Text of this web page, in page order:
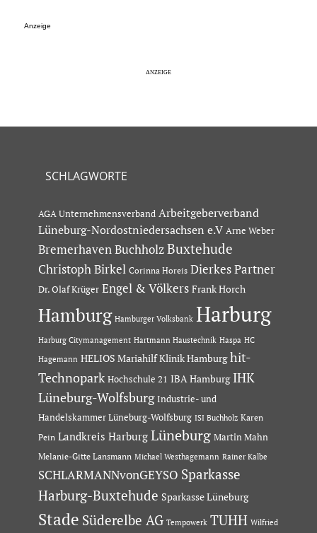
Anzeige
SCHLAGWORTE
AGA Unternehmensverband Arbeitgeberverband
Lüneburg-Nordostniedersachsen e.V Arne Weber
Bremerhaven Buchholz Buxtehude
Christoph Birkel Corinna Horeis Dierkes Partner
Dr. Olaf Krüger Engel & Völkers Frank Horch
Hamburg Hamburger Volksbank Harburg
Harburg Citymanagement Hartmann Haustechnik Haspa HC
Hagemann HELIOS Mariahilf Klinik Hamburg hit-
Technopark Hochschule 21 IBA Hamburg IHK
Lüneburg-Wolfsburg Industrie- und
Handelskammer Lüneburg-Wolfsburg ISI Buchholz Karen
Pein Landkreis Harburg Lüneburg Martin Mahn
Melanie-Gitte Lansmann Michael Westhagemann Rainer Kalbe
SCHLARMANNvonGEYSO Sparkasse
Harburg-Buxtehude Sparkasse Lüneburg
Stade Süderelbe AG Tempowerk TUHH Wilfried